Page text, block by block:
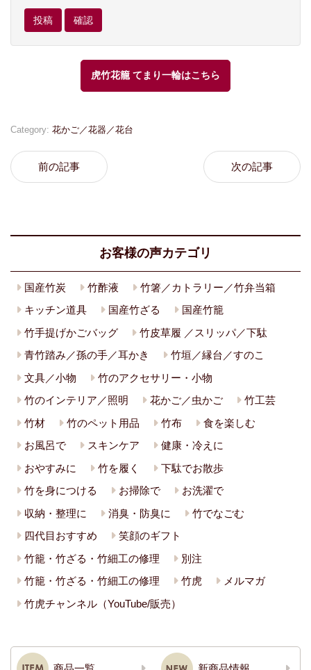
虎竹花籠 てまり一輪はこちら
Category: 花かご／花器／花台
前の記事 次の記事
お客様の声カテゴリ
国産竹炭 竹酢液
竹箸／カトラリー／竹弁当箱
キッチン道具
国産竹ざる
国産竹籠
竹手提げかごバッグ
竹皮草履 ／スリッパ／下駄
青竹踏み／孫の手／耳かき
竹垣／縁台／すのこ
文具／小物
竹のアクセサリー・小物
竹のインテリア／照明
花かご／虫かご
竹工芸
竹材
竹のペット用品 竹布
食を楽しむ
お風呂で
スキンケア
健康・冷えに
おやすみに
竹を履く
下駄でお散歩
竹を身につける
お掃除で
お洗濯で
収納・整理に
消臭・防臭に
竹でなごむ
四代目おすすめ
笑顔のギフト
竹籠・竹ざる・竹細工の修理
別注
竹籠・竹ざる・竹細工の修理
竹虎
メルマガ
竹虎チャンネル（YouTube/販売）